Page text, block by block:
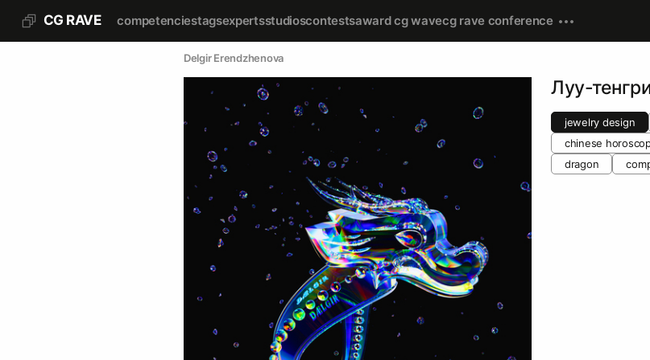
CG RAVE competenciestagsexpertsstudioscontestsaward cg wavecg rave conference
Delgir Erendzhenova
Луу-
jewelry design
chinese
dragon